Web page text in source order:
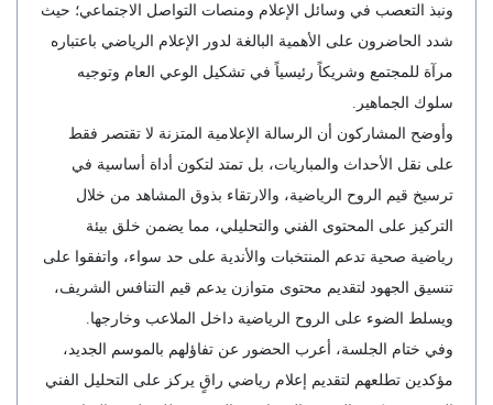
ونبذ التعصب في وسائل الإعلام ومنصات التواصل الاجتماعي؛ حيث
شدد الحاضرون على الأهمية البالغة لدور الإعلام الرياضي باعتباره
مرآة للمجتمع وشريكاً رئيسياً في تشكيل الوعي العام وتوجيه
سلوك الجماهير.
وأوضح المشاركون أن الرسالة الإعلامية المتزنة لا تقتصر فقط
على نقل الأحداث والمباريات، بل تمتد لتكون أداة أساسية في
ترسيخ قيم الروح الرياضية، والارتقاء بذوق المشاهد من خلال
التركيز على المحتوى الفني والتحليلي، مما يضمن خلق بيئة
رياضية صحية تدعم المنتخبات والأندية على حد سواء، واتفقوا على
تنسيق الجهود لتقديم محتوى متوازن يدعم قيم التنافس الشريف،
ويسلط الضوء على الروح الرياضية داخل الملاعب وخارجها.
وفي ختام الجلسة، أعرب الحضور عن تفاؤلهم بالموسم الجديد،
مؤكدين تطلعهم لتقديم إعلام رياضي راقٍ يركز على التحليل الفني